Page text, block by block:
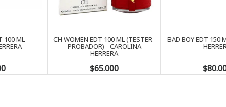
CH WOMEN EDT 100 ML (TESTER-
PROBADOR) - CAROLINA
BAD BOY EDT 150 ML - CAROLINA